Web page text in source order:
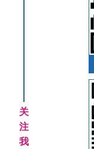
关
注
我